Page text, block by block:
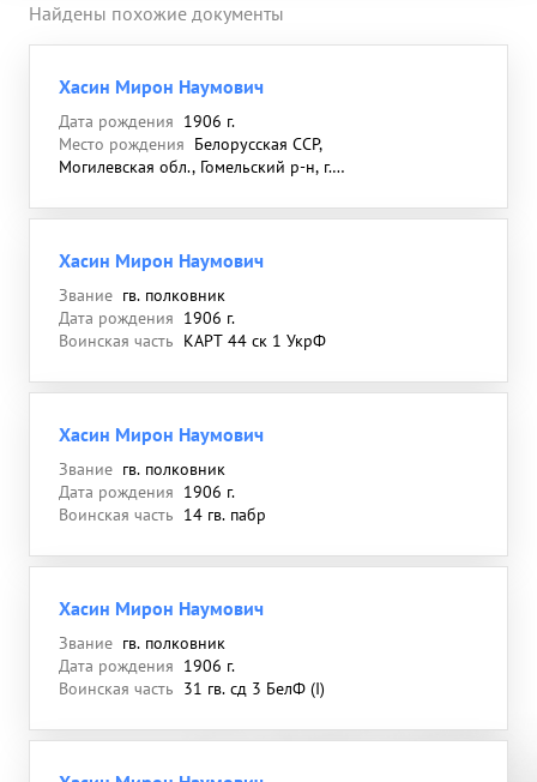
Найдены похожие документы
Хасин Мирон Наумович
Дата рождения 1906 г.
Место рождения Белорусская ССР,
Могилевская обл., Гомельский р-н, г.
Хасин Мирон Наумович
Звание гв. полковник
Дата рождения 1906 г.
Воинская часть КАРТ 44 ск 1 УкрФ
Хасин Мирон Наумович
Звание гв. полковник
Дата рождения 1906 г.
Воинская часть 14 гв. пабр
Хасин Мирон Наумович
Звание гв. полковник
Дата рождения 1906 г.
Воинская часть 31 гв. сд 3 БелФ (I)